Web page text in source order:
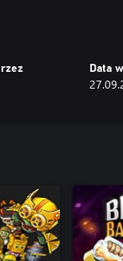
aby zadawać jeszcze
zaproś swoich
lub
perki i
jesteś gotów,
Data